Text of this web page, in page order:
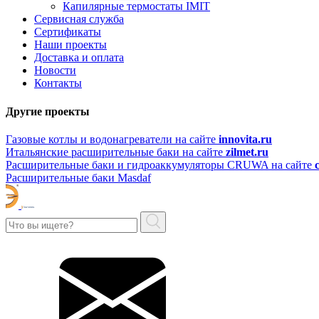
Капилярные термостаты IMIT
Сервисная служба
Сертификаты
Наши проекты
Доставка и оплата
Новости
Контакты
Другие проекты
Газовые котлы и водонагреватели на сайте innovita.ru
Итальянские расширительные баки на сайте zilmet.ru
Расширительные баки и гидроаккумуляторы CRUWA на сайте
Расширительные баки Masdaf